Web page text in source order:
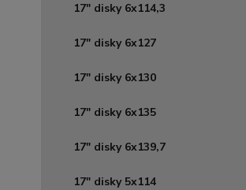
17" disky 6x114,3
17" disky 6x127
17" disky 6x130
17" disky 6x135
17" disky 6x139,7
17" disky 5x114